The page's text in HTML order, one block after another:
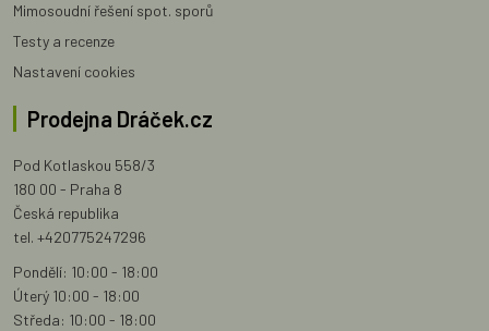
Mimosoudní řešení spot. sporů
Testy a recenze
Nastavení cookies
Prodejna Dráček.cz
Pod Kotlaskou 558/3
180 00 - Praha 8
Česká republika
tel. +420775247296
Pondělí: 10:00 - 18:00
Úterý 10:00 - 18:00
Středa: 10:00 - 18:00